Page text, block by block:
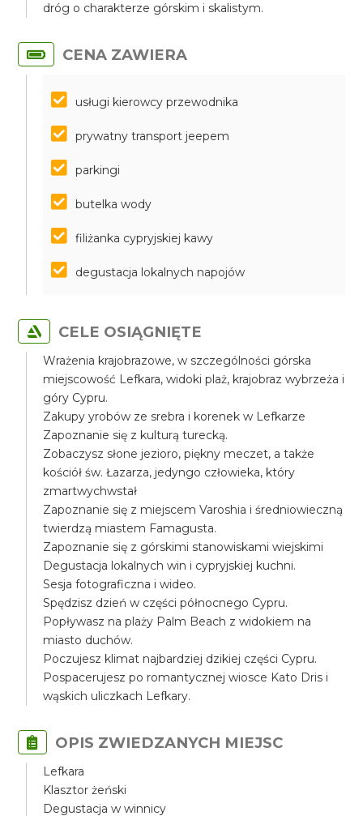
dróg o charakterze górskim i skalistym.
CENA ZAWIERA
usługi kierowcy przewodnika
prywatny transport jeepem
parkingi
butelka wody
filiżanka cypryjskiej kawy
degustacja lokalnych napojów
CELE OSIĄGNIĘTE
Wrażenia krajobrazowe, w szczególności górska
miejscowość Lefkara, widoki plaż, krajobraz wybrzeża i
góry Cypru.
Zakupy yrobów ze srebra i korenek w Lefkarze
Zapoznanie się z kulturą turecką.
Zobaczysz słone jezioro, piękny meczet, a także
kościół św. Łazarza, jedyngo człowieka, który
zmartwychwstał
Zapoznanie się z miejscem Varoshia i średniowieczną
twierdzą miastem Famagusta.
Zapoznanie się z górskimi stanowiskami wiejskimi
Degustacja lokalnych win i cypryjskiej kuchni.
Sesja fotograficzna i wideo.
Spędzisz dzień w części północnego Cypru.
Popływasz na plaży Palm Beach z widokiem na
miasto duchów.
Poczujesz klimat najbardziej dzikiej części Cypru.
Pospacerujesz po romantycznej wiosce Kato Dris i
wąskich uliczkach Lefkary.
OPIS ZWIEDZANYCH MIEJSC
Lefkara
Klasztor żeński
Degustacja w winnicy